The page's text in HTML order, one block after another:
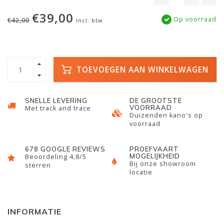
€42,00 €39,00 Incl. btw Op voorraad
TOEVOEGEN AAN WINKELWAGEN
SNELLE LEVERING
Met track and trace
DE GROOTSTE
VOORRAAD
Duizenden kano's op
voorraad
678 GOOGLE REVIEWS
Beoordeling 4,8/5
sterren
PROEFVAART
MOGELIJKHEID
Bij onze showroom
locatie
INFORMATIE